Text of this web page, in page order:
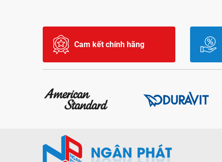
Cam kết chính hãng